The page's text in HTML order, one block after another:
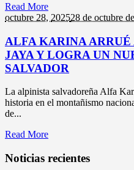
Read More
octubre 28, 202528 de octubre
ALFA KARINA
JAYA Y LOGRA UN
SALVADOR
La alpinista salvadoreña Alfa
historia en el montañismo
de...
Read More
Noticias recientes